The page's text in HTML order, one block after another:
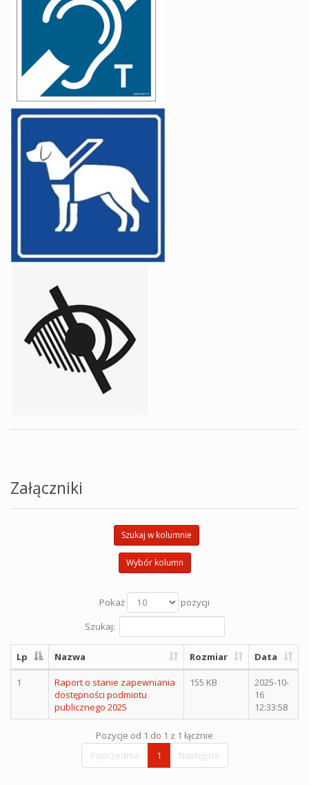
Załączniki
Szukaj w kolumnie
Wybór kolumn
Pokaż
pozycji
Szukaj:
Lp Nazwa Rozmiar Data
1
Raport o stanie zapewniania
dostępności podmiotu
publicznego 2025
155 KB
2025-10-
16
12:33:58
Pozycje od 1 do 1 z 1 łącznie
Poprzednia
1 Następna